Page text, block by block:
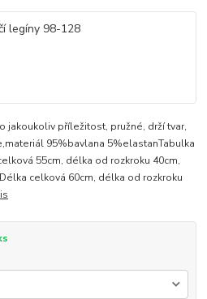
jakoukoliv příležitost, pružné, drží tvar,
95%bavlana 5%elastanTabulka
55cm, délka od rozkroku 40cm,
celková 60cm, délka od rozkroku